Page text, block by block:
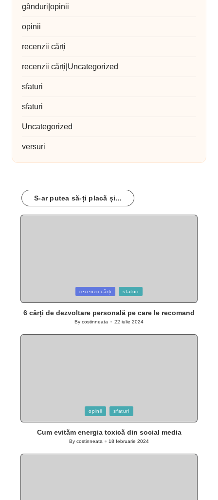
gânduri|opinii
opinii
recenzii cărți
recenzii cărți|Uncategorized
sfaturi
sfaturi
Uncategorized
versuri
S-ar putea să-ți placă și...
in
recenzii cărți sfaturi
6 cărți de dezvoltare personală pe care le recomand
Posted
Bycostinneata 22 iulie 2024
in
opinii sfaturi
Cum evităm energia toxică din social media
Posted
By costinneata 18 februarie 2024